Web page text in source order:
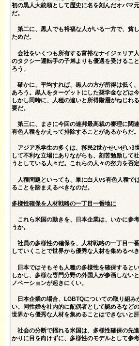
初の黒人大統領として歴史に名を刻んだオバマ
だ。
第二に、黒人でも裕福な人がいる一方で、貧
ためだ。
会社をいくつも所有する富裕なナイジェリア
のタクシー運転手の子弟よりも優遇を受けるこ
ろう。
確かに、平均すれば、黒人の方が所得は低く
あろう。黒人をターゲットにした奨学金などは
しかし同時に、人種の違いと所得階層がねじれ
要だ。
第三に、まさに今回の連邦最高裁の審理に関
有色人種をかえって排除することがあるからだ。
アジア系学生の多くは、移民2世かせいぜい3
して不利な立場にありながらも、刻苦勉励して
うとしている人々だ。これらの人々の努力を否
人種問題といっても、単に白人vs有色人種で
ることを踏まえるべきなのだ。
多様性確保を人材戦略の一丁目一番地に
これら米国の動きを、日本企業は、いかに参
うか。
社員の多様性の確保を、人材戦略の一丁目一
していくことで世界から優秀な人材を集めるべき
日本ではそもそも人種の多様性を確保するとい
しかし、多様な専門分野の外国人が参画しない
ノベーションが起きにくい。
日本企業の場合、LGBTQについての取り組み
い。同性婚を社内的に配偶者として認めるなど
世界から優秀な人材を集めることはできないと
社会の分断で揺れる米国は、多様性確保の先
かりに目を向けずに、多様性のモデルとして参